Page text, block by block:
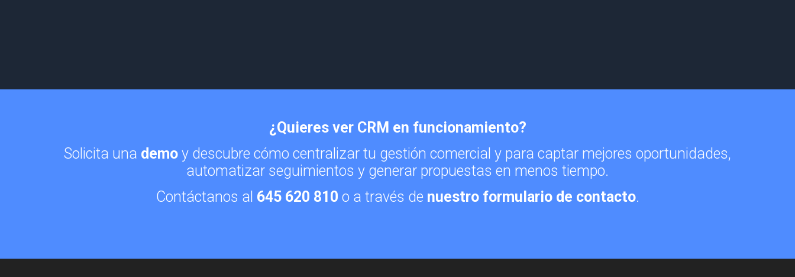
¿Quieres ver CRM en funcionamiento?
Solicita una demo y descubre cómo centralizar tu gestión comercial y para captar mejores oportunidades,
automatizar seguimientos y generar propuestas en menos tiempo.
Contáctanos al 645 620 810 o a través de nuestro formulario de contacto.